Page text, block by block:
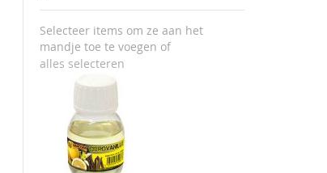
Selecteer items om ze aan het
mandje toe te voegen of
alles selecteren